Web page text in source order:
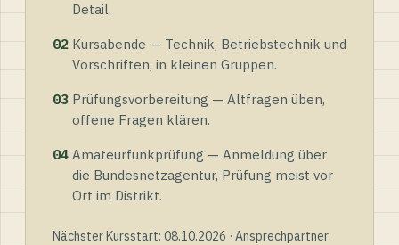
Detail.
02 Kursabende — Technik, Betriebstechnik und
Vorschriften, in kleinen Gruppen.
03 Prüfungsvorbereitung — Altfragen üben,
offene Fragen klären.
04 Amateurfunkprüfung — Anmeldung über
die Bundesnetzagentur, Prüfung meist vor
Ort im Distrikt.
Nächster Kursstart: 08.10.2026 · Ansprechpartner